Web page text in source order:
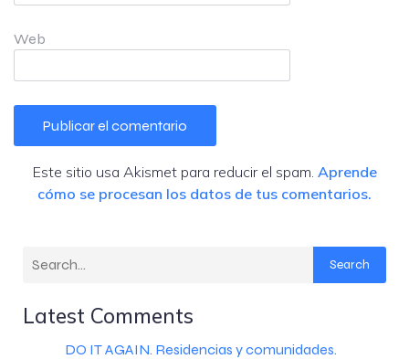
Web
Este sitio usa Akismet para reducir el spam. Aprende
cómo se procesan los datos de tus comentarios.
Search
Latest Comments
DO IT AGAIN. Residencias y comunidades.